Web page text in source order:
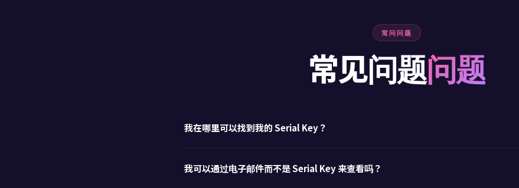
常问问题
常见问题问题
我在哪里可以找到我的 Serial Key？
我可以通过电子邮件而不是 Serial Key 来查看吗？